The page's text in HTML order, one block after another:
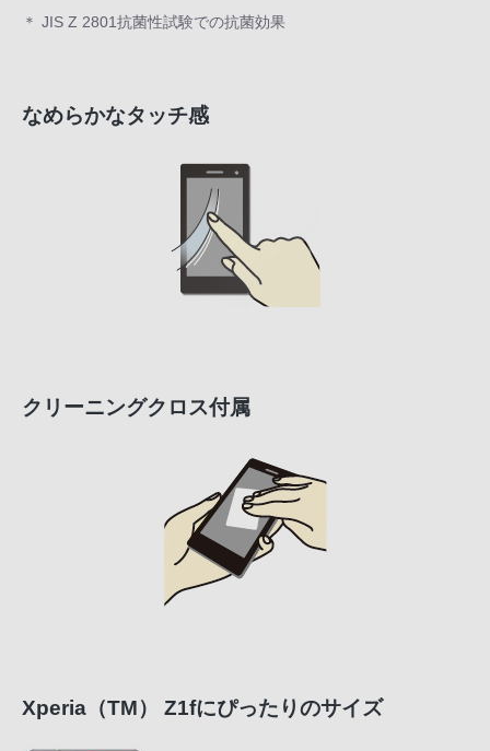
＊ JIS Z 2801抗菌性試験での抗菌効果
なめらかなタッチ感
クリーニングクロス付属
Xperia（TM） Z1fにぴったりのサイズ